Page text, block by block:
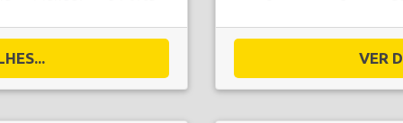
VER